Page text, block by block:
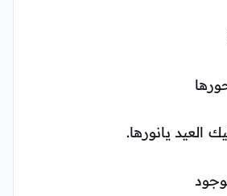
العيد يانورها.